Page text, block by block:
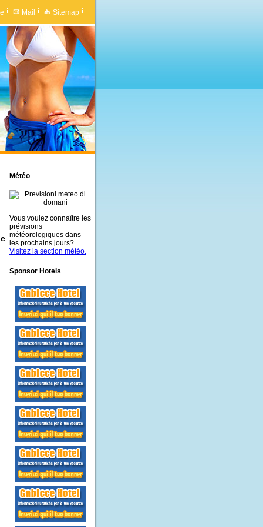
Mail Sitemap
Météo
Vous voulez connaître les
prévisions
météorologiques dans
les prochains jours?
Visitez la section météo.
Sponsor Hotels